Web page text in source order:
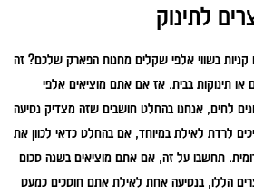
לתינוק
בשווי אלפי שקלים מחנות הפארק שלכם? זה
או תינוקות בבית. אז אם אתם מוציאים אלפי
לחים, אנחנו בהחלט חושבים שזה מצדיק נסיעה
לרדת לאילת במיוחד, אם בהחלט כדאי לכוון את
תחשבו על זה, אם אתם מוציאים בשנה סכום
המוצרים הללו, בנסיעה אחת לאילת אתם חוסכים כמעט